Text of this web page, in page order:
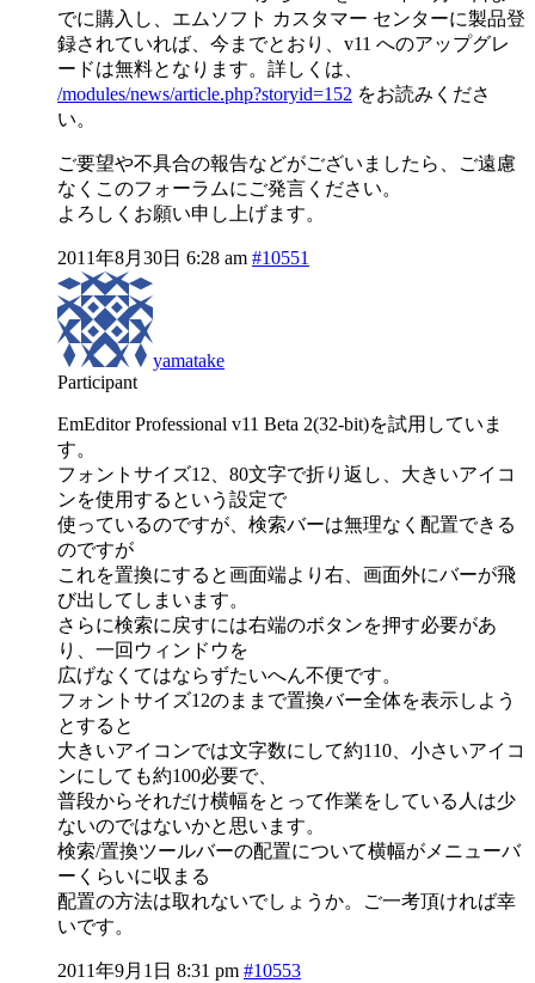
でに購入し、エムソフト カスタマー センターに製品登
録されていれば、今までとおり、v11 へのアップグレ
ードは無料となります。詳しくは、
/modules/news/article.php?storyid=152 をお読みくださ
い。
ご要望や不具合の報告などがございましたら、ご遠慮
なくこのフォーラムにご発言ください。
よろしくお願い申し上げます。
2011年8月30日 6:28 am #10551
yamatake
Participant
EmEditor Professional v11 Beta 2(32-bit)を試用していま
す。
フォントサイズ12、80文字で折り返し、大きいアイコ
ンを使用するという設定で
使っているのですが、検索バーは無理なく配置できる
のですが
これを置換にすると画面端より右、画面外にバーが飛
び出してしまいます。
さらに検索に戻すには右端のボタンを押す必要があ
り、一回ウィンドウを
広げなくてはならずたいへん不便です。
フォントサイズ12のままで置換バー全体を表示しよう
とすると
大きいアイコンでは文字数にして約110、小さいアイコ
ンにしても約100必要で、
普段からそれだけ横幅をとって作業をしている人は少
ないのではないかと思います。
検索/置換ツールバーの配置について横幅がメニューバ
ーくらいに収まる
配置の方法は取れないでしょうか。ご一考頂ければ幸
いです。
2011年9月1日 8:31 pm #10553